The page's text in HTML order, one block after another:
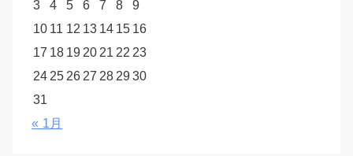
3
4 5 6 7 8
9
10 11 12 13 14 15 16
17 18 19 20 21 22 23
24 25 26 27 28 2930
31
« 1月